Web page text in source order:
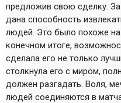
предложив свою сделку.
дана способность
людей. Это было похоже
конечном итоге,
сделала его не только
столкнула его с миром,
должен разгадать. Воля,
людей соединяются в